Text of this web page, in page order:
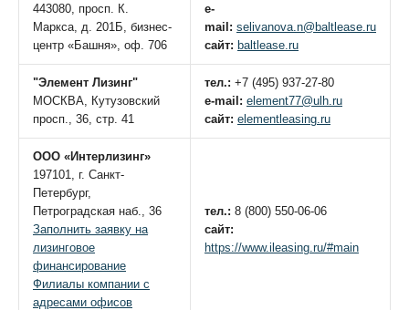
443080, просп. К.
Маркса, д. 201Б, бизнес-
центр «Башня», оф. 706
e-
mail: selivanova.n@baltlease.ru
сайт: baltlease.ru
"Элемент Лизинг"
МОСКВА, Кутузовский
просп., 36, стр. 41
тел.: +7 (495) 937-27-80
e-mail: element77@ulh.ru
сайт: elementleasing.ru
ООО «Интерлизинг»
197101, г. Санкт-
Петербург,
Петроградская наб., 36
Заполнить заявку на
лизинговое
финансирование
Филиалы компании с
адресами офисов
тел.: 8 (800) 550-06-06
сайт:
https://www.ileasing.ru/#main